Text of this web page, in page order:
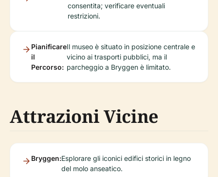
consentita; verificare eventuali
restrizioni.
Pianificare
il
Percorso:
Il museo è situato in posizione centrale e
vicino ai trasporti pubblici, ma il
parcheggio a Bryggen è limitato.
Attrazioni Vicine
Bryggen:Esplorare gli iconici edifici storici in legno
del molo anseatico.